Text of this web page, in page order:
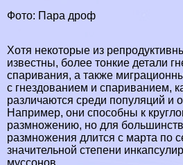
Фото: Пара дроф
Хотя некоторые из
известны, более тонкие детали
спаривания, а также
с гнездованием и спариванием,
различаются среди популяций и
Например, они способны к
размножению, но для
размножения длится с марта по
значительной степени